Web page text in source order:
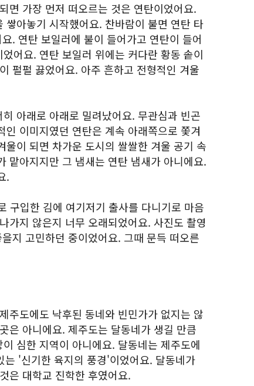
면 가장 먼저 떠오르는 것은 연탄이었어요.
아놓기 시작했어요. 찬바람이 불면 연탄 타
. 연탄 보일러에 불이 들어가고 연탄이 들어
어요. 연탄 보일러 위에는 커다란 황동 솥이
펄펄 끓었어요. 아주 흔하고 전형적인 겨울
아래로 아래로 밀려났어요. 무관심과 빈곤
이미지였던 연탄은 계속 아래쪽으로 쫓겨
이 되면 차가운 도시의 쌀쌀한 겨울 공기 속
맡아지지만 그 냄새는 연탄 냄새가 아니에요.
.
구입한 김에 여기저기 출사를 다니기로 마음
가지 않은지 너무 오래되었어요. 사진도 촬영
지 고민하던 중이었어요. 그때 문득 떠오른
주도에도 낙후된 동네와 빈민가가 없지는 않
은 아니에요. 제주도는 달동네가 생길 만큼
심한 지역이 아니에요. 달동네는 제주도에
'신기한 육지의 풍경'이었어요. 달동네가
은 대학교 진학한 후였어요.